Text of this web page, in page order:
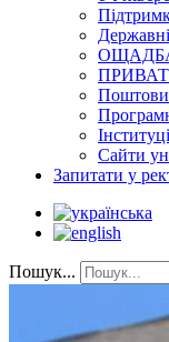
Державні
Сайти
Запитати у
Пошук...